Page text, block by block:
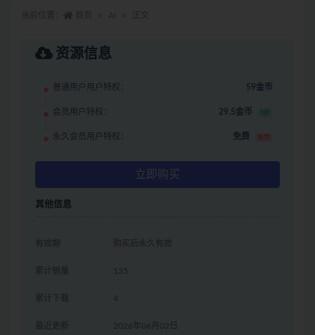
资源信息
普通用户用户特权： 59金币
会员用户特权： 29.5金币 5折
永久会员用户特权： 免费 推荐
立即购买
其他信息
有效期 购买后永久有效
累计销量 135
累计下载 4
最近更新 2026年06月02日